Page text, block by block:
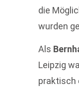
die
wurden
Als
Leipzig
praktisch